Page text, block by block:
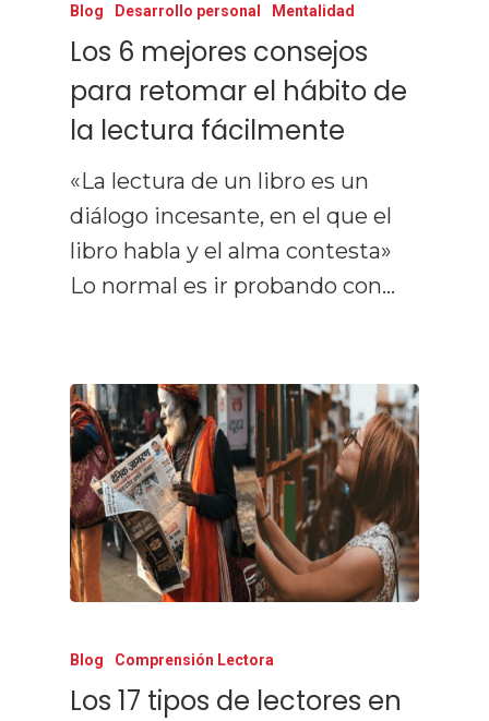
Blog Desarrollo personal Mentalidad
Los 6 mejores consejos
para retomar el hábito de
la lectura fácilmente
«La lectura de un libro es un
diálogo incesante, en el que el
libro habla y el alma contesta»
Lo normal es ir probando con…
Blog Comprensión Lectora
Los 17 tipos de lectores en
Curso De
Recursos
Gratuitos
Opiniones
Prensa Y
Blog
Lectura Rápida